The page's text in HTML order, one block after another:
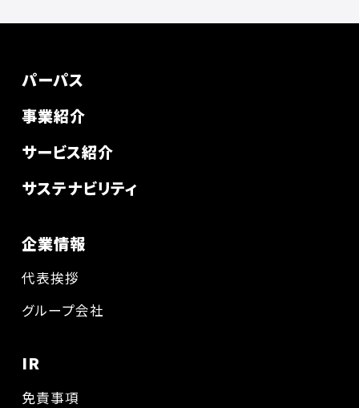
パーパス
事業紹介
サービス紹介
サステナビリティ
企業情報
代表挨拶
グループ会社
IR
免責事項